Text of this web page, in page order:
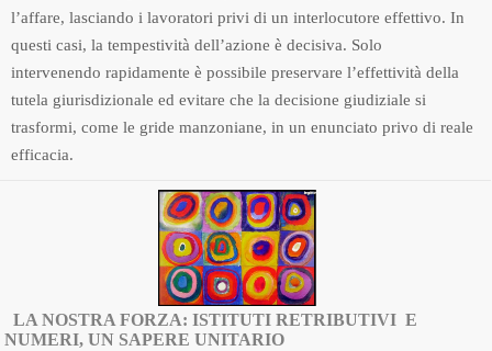
l’affare, lasciando i lavoratori privi di un interlocutore effettivo. In
questi casi, la tempestività dell’azione è decisiva. Solo
intervenendo rapidamente è possibile preservare l’effettività della
tutela giurisdizionale ed evitare che la decisione giudiziale si
trasformi, come le gride manzoniane, in un enunciato privo di reale
efficacia.
LA NOSTRA FORZA: ISTITUTI RETRIBUTIVI E
NUMERI, UN SAPERE UNITARIO